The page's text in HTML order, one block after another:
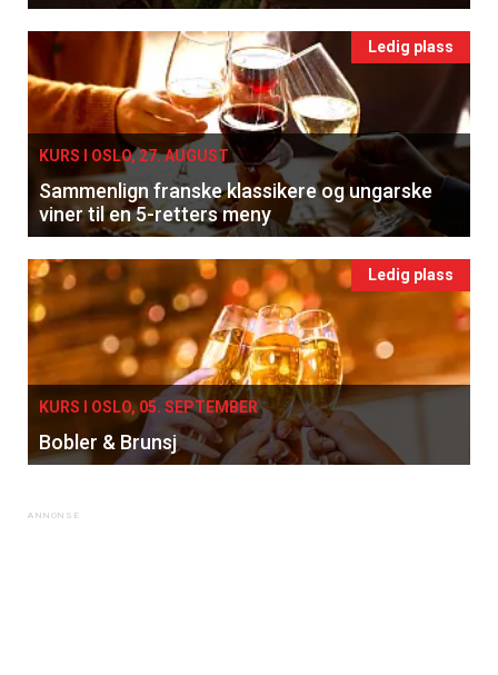
Ledig plass
KURS I OSLO, 27. AUGUST
Sammenlign franske klassikere og ungarske
viner til en 5-retters meny
Ledig plass
KURS I OSLO, 05. SEPTEMBER
Bobler & Brunsj